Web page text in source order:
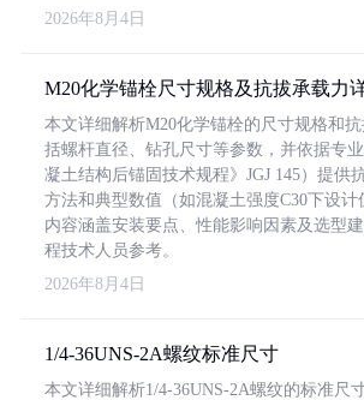
2026年8月4日
M20化学锚栓尺寸规格及抗拔承载力
本文详细解析M20化学锚栓的尺寸规格和
括螺杆直径、钻孔尺寸等参数，并依据专
凝土结构后锚固技术规程》JGJ 145）提供
方法和典型数值（如混凝土强度C30下设计
内容涵盖安装要点、性能影响因素及选型
程技术人员参考。
2026年8月4日
1/4-36UNS-2A螺纹标准尺寸
本文详细解析1/4-36UNS-2A螺纹的标准尺